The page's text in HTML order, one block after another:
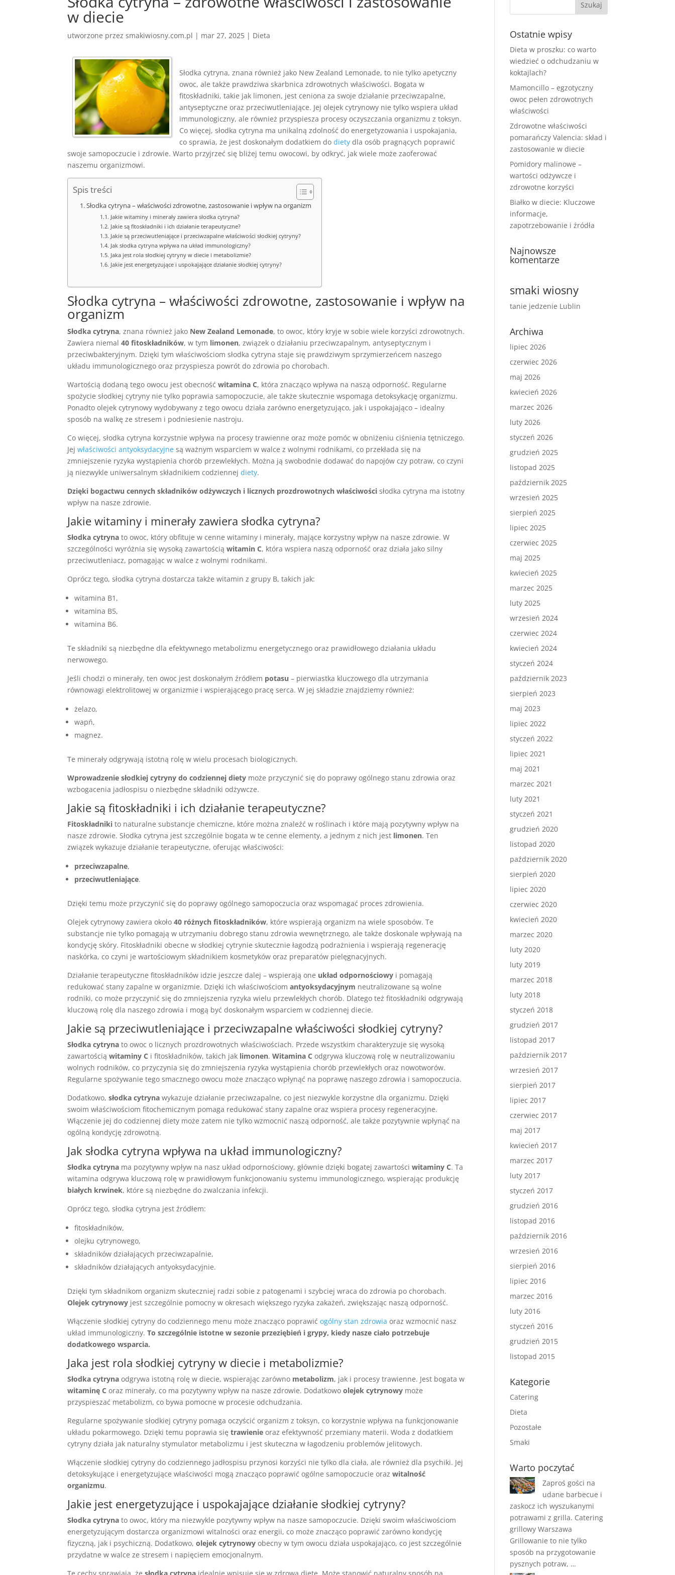
w diecie
utworzone przezsmakiwiosny.com.pl | mar 27, 2025 | Dieta
Słodka cytryna, znana również jako New Zealand Lemonade, to nie tylko apetyczny
owoc, ale także prawdziwa skarbnica zdrowotnych właściwości. Bogata w
fitoskładniki, takie jak limonen, jest ceniona za swoje działanie przeciwzapalne,
antyseptyczne oraz przeciwutleniające. Jej olejek cytrynowy nie tylko wspiera układ
immunologiczny, ale również przyspiesza procesy oczyszczania organizmu z toksyn.
Co więcej, słodka cytryna ma unikalną zdolność do energetyzowania i uspokajania,
co sprawia, że jest doskonałym dodatkiem dodiety dla osób pragnących poprawić
swoje samopoczucie i zdrowie. Warto przyjrzeć się bliżej temu owocowi, by odkryć, jak wiele może zaoferować
naszemu organizmowi.
Spis treści
Słodka cytryna – właściwości zdrowotne, zastosowanie i wpływ na organizm
Jakie witaminy i minerały zawiera słodka cytryna?
Jakie są fitoskładniki i ich działanie terapeutyczne?
Jakie są przeciwutleniające i przeciwzapalne właściwości słodkiej cytryny?
Jak słodka cytryna wpływa na układ immunologiczny?
Jaka jest rola słodkiej cytryny w diecie i metabolizmie?
Jakie jest energetyzujące i uspokajające działanie słodkiej cytryny?
Słodka cytryna – właściwości zdrowotne, zastosowanie i wpływ na
organizm
Słodka cytryna, znana również jako New Zealand Lemonade, to owoc, który kryje w sobie wiele korzyści zdrowotnych.
Zawiera niemal40 fitoskładników, w tym limonen, związek o działaniu przeciwzapalnym, antyseptycznym i
przeciwbakteryjnym. Dzięki tym właściwościom słodka cytryna staje się prawdziwym sprzymierzeńcem naszego
układu immunologicznego oraz przyspiesza powrót do zdrowia po chorobach.
Wartością dodaną tego owocu jest obecnośćwitamina C, która znacząco wpływa na naszą odporność. Regularne
spożycie słodkiej cytryny nie tylko poprawia samopoczucie, ale także skutecznie wspomaga detoksykację organizmu.
Ponadto olejek cytrynowy wydobywany z tego owocu działa zarówno energetyzująco, jak i uspokajająco – idealny
sposób na walkę ze stresem i podniesienie nastroju.
Co więcej, słodka cytryna korzystnie wpływa na procesy trawienne oraz może pomóc w obniżeniu ciśnienia tętniczego.
Jejwłaściwości antyoksydacyjne są ważnym wsparciem w walce z wolnymi rodnikami, co przekłada się na
zmniejszenie ryzyka wystąpienia chorób przewlekłych. Można ją swobodnie dodawać do napojów czy potraw, co czyni
ją niezwykle uniwersalnym składnikiem codziennejdiety.
Dzięki bogactwu cennych składników odżywczych i licznych prozdrowotnych właściwości słodka cytryna ma istotny
wpływ na nasze zdrowie.
Jakie witaminy i minerały zawiera słodka cytryna?
Słodka cytryna to owoc, który obfituje w cenne witaminy i minerały, mające korzystny wpływ na nasze zdrowie. W
szczególności wyróżnia się wysoką zawartościąwitamin C, która wspiera naszą odporność oraz działa jako silny
przeciwutleniacz, pomagając w walce z wolnymi rodnikami.
Oprócz tego, słodka cytryna dostarcza także witamin z grupy B, takich jak:
witamina B1,
witamina B5,
witamina B6.
Te składniki są niezbędne dla efektywnego metabolizmu energetycznego oraz prawidłowego działania układu
nerwowego.
Jeśli chodzi o minerały, ten owoc jest doskonałym źródłem potasu – pierwiastka kluczowego dla utrzymania
równowagi elektrolitowej w organizmie i wspierającego pracę serca. W jej składzie znajdziemy również:
żelazo,
wapń,
magnez.
Te minerały odgrywają istotną rolę w wielu procesach biologicznych.
Wprowadzenie słodkiej cytryny do codziennej diety może przyczynić się do poprawy ogólnego stanu zdrowia oraz
wzbogacenia jadłospisu o niezbędne składniki odżywcze.
Jakie są fitoskładniki i ich działanie terapeutyczne?
Fitoskładniki to naturalne substancje chemiczne, które można znaleźć w roślinach i które mają pozytywny wpływ na
nasze zdrowie. Słodka cytryna jest szczególnie bogata w te cenne elementy, a jednym z nich jest limonen. Ten
związek wykazuje działanie terapeutyczne, oferując właściwości:
przeciwzapalne,
przeciwutleniające.
Dzięki temu może przyczynić się do poprawy ogólnego samopoczucia oraz wspomagać proces zdrowienia.
Olejek cytrynowy zawiera około40 różnych fitoskładników, które wspierają organizm na wiele sposobów. Te
substancje nie tylko pomagają w utrzymaniu dobrego stanu zdrowia wewnętrznego, ale także doskonale wpływają na
kondycję skóry. Fitoskładniki obecne w słodkiej cytrynie skutecznie łagodzą podrażnienia i wspierają regenerację
naskórka, co czyni je wartościowym składnikiem kosmetyków oraz preparatów pielęgnacyjnych.
Działanie terapeutyczne fitoskładników idzie jeszcze dalej – wspierają one układ odpornościowy i pomagają
redukować stany zapalne w organizmie. Dzięki ich właściwościomantyoksydacyjnym neutralizowane są wolne
rodniki, co może przyczynić się do zmniejszenia ryzyka wielu przewlekłych chorób. Dlatego też fitoskładniki odgrywają
kluczową rolę dla naszego zdrowia i mogą być doskonałym wsparciem w codziennej diecie.
Jakie są przeciwutleniające i przeciwzapalne właściwości słodkiej cytryny?
Słodka cytryna to owoc o licznych prozdrowotnych właściwościach. Przede wszystkim charakteryzuje się wysoką
zawartościąwitaminy C i fitoskładników, takich jak limonen.Witamina C odgrywa kluczową rolę w neutralizowaniu
wolnych rodników, co przyczynia się do zmniejszenia ryzyka wystąpienia chorób przewlekłych oraz nowotworów.
Regularne spożywanie tego smacznego owocu może znacząco wpłynąć na poprawę naszego zdrowia i samopoczucia.
Dodatkowo,słodka cytryna wykazuje działanie przeciwzapalne, co jest niezwykle korzystne dla organizmu. Dzięki
swoim właściwościom fitochemicznym pomaga redukować stany zapalne oraz wspiera procesy regeneracyjne.
Włączenie jej do codziennej diety może zatem nie tylko wzmocnić naszą odporność, ale także pozytywnie wpłynąć na
ogólną kondycję zdrowotną.
Jak słodka cytryna wpływa na układ immunologiczny?
Słodka cytryna ma pozytywny wpływ na nasz układ odpornościowy, głównie dzięki bogatej zawartościwitaminy C. Ta
witamina odgrywa kluczową rolę w prawidłowym funkcjonowaniu systemu immunologicznego, wspierając produkcję
białych krwinek, które są niezbędne do zwalczania infekcji.
Oprócz tego, słodka cytryna jest źródłem:
fitoskładników,
olejku cytrynowego,
składników działających przeciwzapalnie,
składników działających antyoksydacyjnie.
Dzięki tym składnikom organizm skuteczniej radzi sobie z patogenami i szybciej wraca do zdrowia po chorobach.
Olejek cytrynowy jest szczególnie pomocny w okresach większego ryzyka zakażeń, zwiększając naszą odporność.
Włączenie słodkiej cytryny do codziennego menu może znacząco poprawićogólny stan zdrowia oraz wzmocnić nasz
układ immunologiczny.To szczególnie istotne w sezonie przeziębień i grypy, kiedy nasze ciało potrzebuje
dodatkowego wsparcia.
Jaka jest rola słodkiej cytryny w diecie i metabolizmie?
Słodka cytryna odgrywa istotną rolę w diecie, wspierając zarówno metabolizm, jak i procesy trawienne. Jest bogata w
witaminę C oraz minerały, co ma pozytywny wpływ na nasze zdrowie. Dodatkowoolejek cytrynowy może
przyspieszać metabolizm, co bywa pomocne w procesie odchudzania.
Regularne spożywanie słodkiej cytryny pomaga oczyścić organizm z toksyn, co korzystnie wpływa na funkcjonowanie
układu pokarmowego. Dzięki temu poprawia siętrawienie oraz efektywność przemiany materii. Woda z dodatkiem
cytryny działa jak naturalny stymulator metabolizmu i jest skuteczna w łagodzeniu problemów jelitowych.
Włączenie słodkiej cytryny do codziennego jadłospisu przynosi korzyści nie tylko dla ciała, ale również dla psychiki. Jej
detoksykujące i energetyzujące właściwości mogą znacząco poprawić ogólne samopoczucie orazwitalność
organizmu.
Jakie jest energetyzujące i uspokajające działanie słodkiej cytryny?
Słodka cytryna to owoc, który ma niezwykle pozytywny wpływ na nasze samopoczucie. Dzięki swoim właściwościom
energetyzującym dostarcza organizmowi witalności oraz energii, co może znacząco poprawić zarówno kondycję
fizyczną, jak i psychiczną. Dodatkowo,olejek cytrynowy obecny w tym owocu działa uspokajająco, co jest szczególnie
przydatne w walce ze stresem i napięciem emocjonalnym.
Ostatnie wpisy
Dieta w proszku: co warto
wiedzieć o odchudzaniu w
koktajlach?
Mamoncillo – egzotyczny
owoc pełen zdrowotnych
właściwości
Zdrowotne właściwości
pomarańczy Valencia: skład i
zastosowanie w diecie
Pomidory malinowe –
wartości odżywcze i
zdrowotne korzyści
Białko w diecie: Kluczowe
informacje,
zapotrzebowanie i źródła
Najnowsze
komentarze
smaki wiosny
tanie jedzenie Lublin
Archiwa
lipiec 2026
czerwiec 2026
maj 2026
kwiecień 2026
marzec 2026
luty 2026
styczeń 2026
grudzień 2025
listopad 2025
październik 2025
wrzesień 2025
sierpień 2025
lipiec 2025
czerwiec 2025
maj 2025
kwiecień 2025
marzec 2025
luty 2025
wrzesień 2024
czerwiec 2024
kwiecień 2024
styczeń 2024
październik 2023
sierpień 2023
maj 2023
lipiec 2022
styczeń 2022
lipiec 2021
maj 2021
marzec 2021
luty 2021
styczeń 2021
grudzień 2020
listopad 2020
październik 2020
sierpień 2020
lipiec 2020
czerwiec 2020
kwiecień 2020
marzec 2020
luty 2020
luty 2019
marzec 2018
luty 2018
styczeń 2018
grudzień 2017
listopad 2017
październik 2017
wrzesień 2017
sierpień 2017
lipiec 2017
czerwiec 2017
maj 2017
kwiecień 2017
marzec 2017
luty 2017
styczeń 2017
grudzień 2016
listopad 2016
październik 2016
wrzesień 2016
sierpień 2016
lipiec 2016
marzec 2016
luty 2016
styczeń 2016
grudzień 2015
listopad 2015
Kategorie
Catering
Dieta
Pozostałe
Smaki
Warto poczytać
Zaproś gości na
udane barbecue i
zaskocz ich wyszukanymi
potrawami z grilla. Catering
grillowy Warszawa
Grillowanie to nie tylko
sposób na przygotowanie
pysznych potraw, …